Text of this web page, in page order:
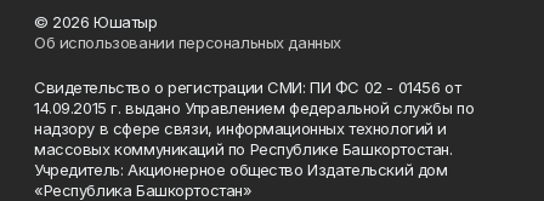
© 2026 Юшатыр
Об использовании персональных данных
Свидетельство о регистрации СМИ: ПИ ФС 02 - 01456 от
14.09.2015 г. выдано Управлением федеральной службы по
надзору в сфере связи, информационных технологий и
массовых коммуникаций по Республике Башкортостан.
Учредитель: Акционерное общество Издательский дом
«Республика Башкортостан»